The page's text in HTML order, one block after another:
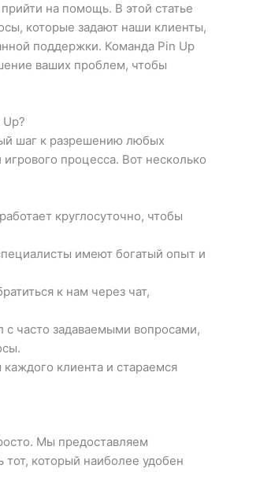
на помощь. В этой статье
которые задают наши клиенты,
поддержки. Команда Pin Up
ваших проблем, чтобы
шаг к разрешению любых
процесса. Вот несколько
круглосуточно, чтобы
имеют богатый опыт и
к нам через чат,
с часто задаваемыми вопросами,
клиента и стараемся
Мы предоставляем
тот, который наиболее удобен